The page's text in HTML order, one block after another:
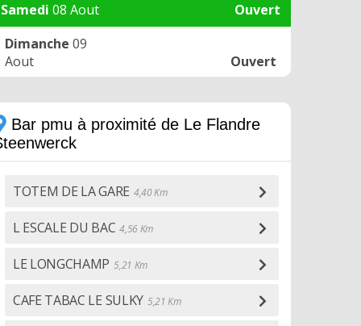
Samedi 08 Aout
Ouvert
Dimanche 09
Aout
Ouvert
Bar pmu à proximité de Le Flandre
TOTEM DE LA GARE 4,40 Km
L ESCALE DU BAC 4,56 Km
LE LONGCHAMP 5,21 Km
CAFE TABAC LE SULKY 5,21 Km